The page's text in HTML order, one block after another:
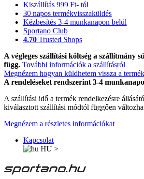
Kiszállítás 999 Ft- tól
30 napos termékvisszaküldés
Kézbesítés 3-4 munkanapon belül
Sportano Club
4.70 Trusted Shops
A végleges szállítási költség a szállítmány
függ. További információk a szállításról
Megnézem hogyan küldhetem vissza a
A rendeléseket rendszerint 3-4
A szállítási idő a termék rendelkezésre
kiválasztott szállítási módtól függően
Megnézem a részletes információkat
Kapcsolat
HU >